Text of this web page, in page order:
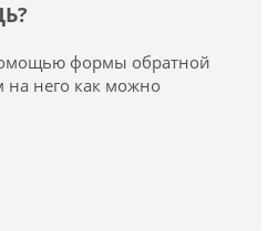
формы обратной
на него как можно